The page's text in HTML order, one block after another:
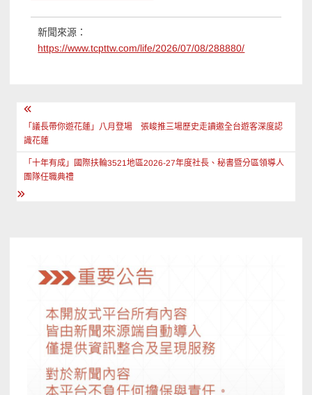
新聞來源：
https://www.tcpttw.com/life/2026/07/08/288880/
文
章
導
覽
「議長帶你遊花蓮」八月登場 張峻推三場歷史走讀邀全台遊客深度認
識花蓮
「十年有成」國際扶輪3521地區2026-27年度社長、秘書暨分區領導人
團隊任職典禮